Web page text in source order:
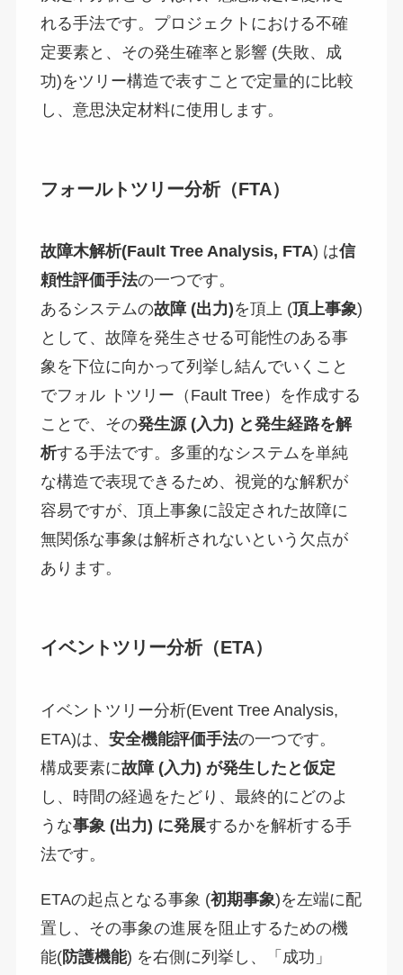
れる手法です。プロジェクトにおける不確
定要素と、その発生確率と影響 (失敗、成
功)をツリー構造で表すことで定量的に比較
し、意思決定材料に使用します。
フォールトツリー分析（FTA）
故障木解析(Fault Tree Analysis, FTA) は信
頼性評価手法の一つです。
あるシステムの故障 (出力)を頂上 (頂上事象)
として、故障を発生させる可能性のある事
象を下位に向かって列挙し結んでいくこと
でフォル トツリー（Fault Tree）を作成する
ことで、その発生源 (入力) と発生経路を解
析する手法です。多重的なシステムを単純
な構造で表現できるため、視覚的な解釈が
容易ですが、頂上事象に設定された故障に
無関係な事象は解析されないという欠点が
あります。
イベントツリー分析（ETA）
イベントツリー分析(Event Tree Analysis,
ETA)は、 安全機能評価手法の一つです。
構成要素に故障(入力) が発生したと仮定
し、時間の経過をたどり、最終的にどのよ
うな事象 (出力) に発展するかを解析する手
法です。
ETAの起点となる事象 (初期事象)を左端に配
置し、その事象の進展を阻止するための機
能(防護機能) を右側に列挙し、「成功」